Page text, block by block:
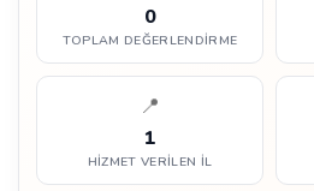
0
TOPLAM DEĞERLENDIRME
📍
1
HIZMET VERILEN İL